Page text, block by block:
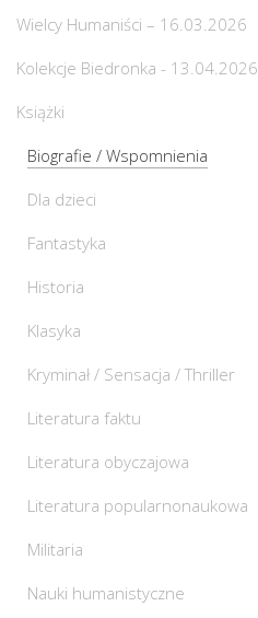
Wielcy Humaniści – 16.03.2026
Kolekcje Biedronka - 13.04.2026
Książki
Biografie / Wspomnienia
Dla dzieci
Fantastyka
Historia
Klasyka
Kryminał / Sensacja / Thriller
Literatura faktu
Literatura obyczajowa
Literatura popularnonaukowa
Militaria
Nauki humanistyczne